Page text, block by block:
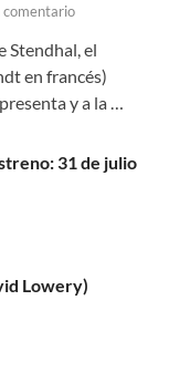
comentario
Stendhal, el
en francés)
y a la …
31 de julio
Lowery)